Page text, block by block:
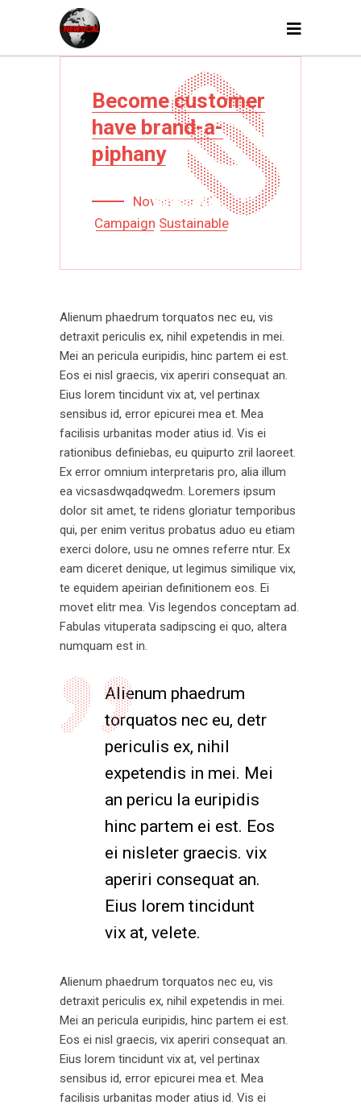
Become customer
have brand-a-
piphany
November 20, 2019
Campaign Sustainable
Alienum phaedrum torquatos nec eu, vis
detraxit periculis ex, nihil expetendis in mei.
Mei an pericula euripidis, hinc partem ei est.
Eos ei nisl graecis, vix aperiri consequat an.
Eius lorem tincidunt vix at, vel pertinax
sensibus id, error epicurei mea et. Mea
facilisis urbanitas moder atius id. Vis ei
rationibus definiebas, eu quipurto zril laoreet.
Ex error omnium interpretaris pro, alia illum
ea vicsasdwqadqwedm. Loremers ipsum
dolor sit amet, te ridens gloriatur temporibus
qui, per enim veritus probatus aduo eu etiam
exerci dolore, usu ne omnes referre ntur. Ex
eam diceret denique, ut legimus similique vix,
te equidem apeirian definitionem eos. Ei
movet elitr mea. Vis legendos conceptam ad.
Fabulas vituperata sadipscing ei quo, altera
numquam est in.
Alienum phaedrum
torquatos nec eu, detr
periculis ex, nihil
expetendis in mei. Mei
an pericu la euripidis
hinc partem ei est. Eos
ei nisleter graecis. vix
aperiri consequat an.
Eius lorem tincidunt
vix at, velete.
Alienum phaedrum torquatos nec eu, vis
detraxit periculis ex, nihil expetendis in mei.
Mei an pericula euripidis, hinc partem ei est.
Eos ei nisl graecis, vix aperiri consequat an.
Eius lorem tincidunt vix at, vel pertinax
sensibus id, error epicurei mea et. Mea
facilisis urbanitas moder atius id. Vis ei